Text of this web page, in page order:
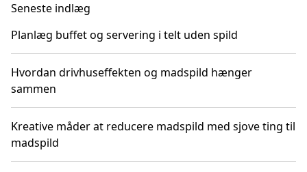
Seneste indlæg
Planlæg buffet og servering i telt uden spild
Hvordan drivhuseffekten og madspild hænger
sammen
Kreative måder at reducere madspild med sjove ting til
madspild